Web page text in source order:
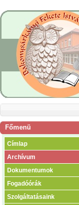
Főmenü
Címlap
Archívum
Dokumentumok
Fogadóórák
Szolgáltatásaink